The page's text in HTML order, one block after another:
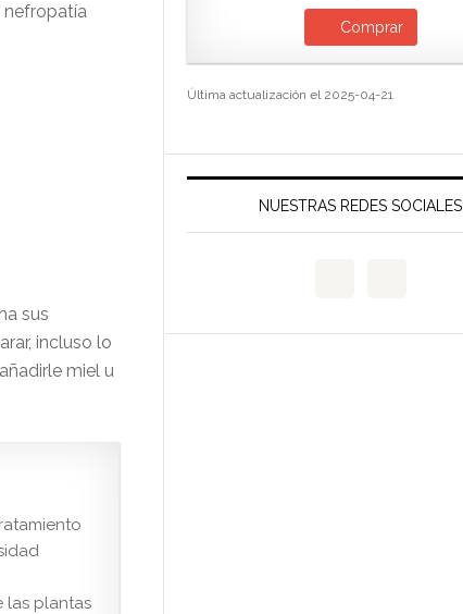
nefropatía
sus
incluso lo
miel u
las plantas
Comprar
Última actualización el 2025-04-21
NUESTRAS REDES SOCIALES